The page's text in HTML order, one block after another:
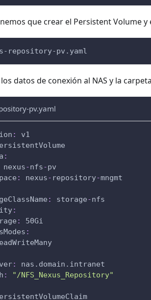
que crear el Persistent Volume y
repository-pv.yaml
datos de conexión al NAS y la
pv.yaml
:
v1
:
nexus-nfs-pv
: nexus- repository-mngmt
: storage-nfs
:
:
50Gi
:
:
nas.domain.intranet
:
"/NFS_Nexus_Repository"